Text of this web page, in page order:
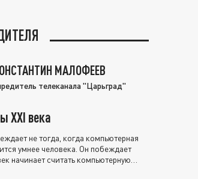
МАЛОФЕЕВ
телеканала "Царьград"
XXI века
не тогда, когда компьютерная
умнее человека. Он побеждает
начинает считать компьютерную